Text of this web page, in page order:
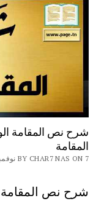
شرح نص المقامة
المقامة
BY CHAR7 NAS ON 7 نوفمبر، 2025